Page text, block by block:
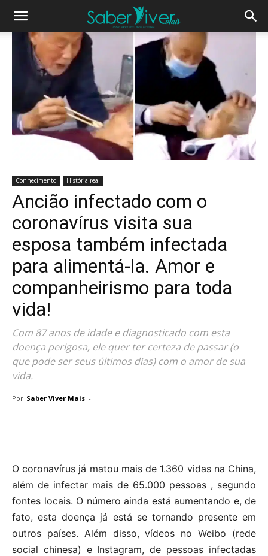
Conhecimento História real
Ancião infectado com o
coronavírus visita sua
esposa também infectada
para alimentá-la. Amor e
companheirismo para toda
vida!
Com 87 anos de idade e diagnosticado com esta
doença perigosa, ele quer ter certeza de passar (o
que pode ser seus últimos dias) com o amor de sua
vida.
Por Saber Viver Mais -
O coronavírus já matou mais de 1.360 vidas na China,
além de infectar mais de 65.000 pessoas , segundo
fontes locais. O número ainda está aumentando e, de
fato, esta doença já está se tornando presente em
outros países. Além disso, vídeos no Weibo (rede
social chinesa) e Instagram, de pessoas infectadas